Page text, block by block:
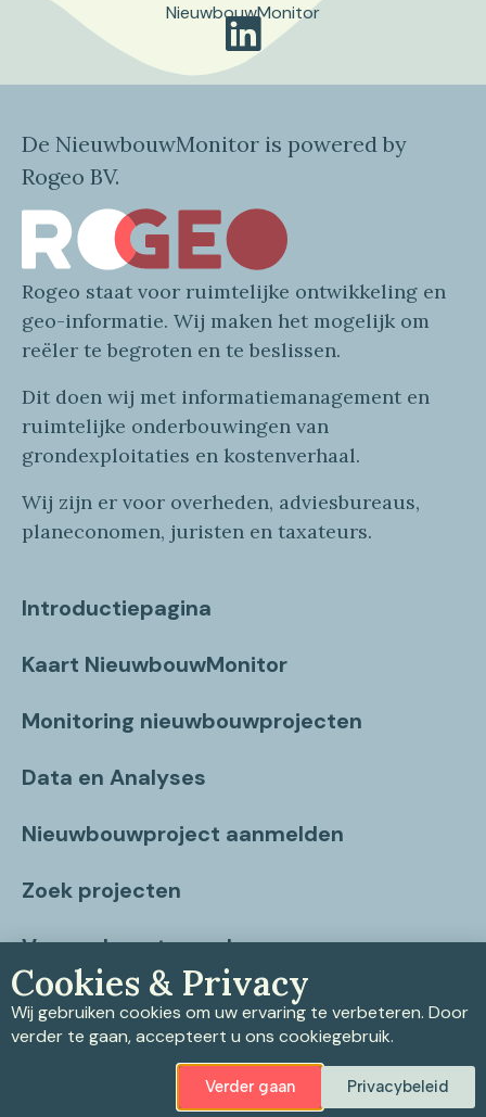
NieuwbouwMonitor
De NieuwbouwMonitor is powered by
Rogeo BV.
Rogeo staat voor ruimtelijke ontwikkeling en
geo-informatie. Wij maken het mogelijk om
reëler te begroten en te beslissen.
Dit doen wij met informatiemanagement en
ruimtelijke onderbouwingen van
grondexploitaties en kostenverhaal.
Wij zijn er voor overheden, adviesbureaus,
planeconomen, juristen en taxateurs.
Introductiepagina
Kaart NieuwbouwMonitor
Monitoring nieuwbouwprojecten
Data en Analyses
Nieuwbouwproject aanmelden
Zoek projecten
Vragen beantwoord
Contact
Cookiebeleid
Cookies & Privacy
Wij gebruiken cookies om uw ervaring te verbeteren. Door
verder te gaan, accepteert u ons cookiegebruik.
Verder gaan Privacybeleid